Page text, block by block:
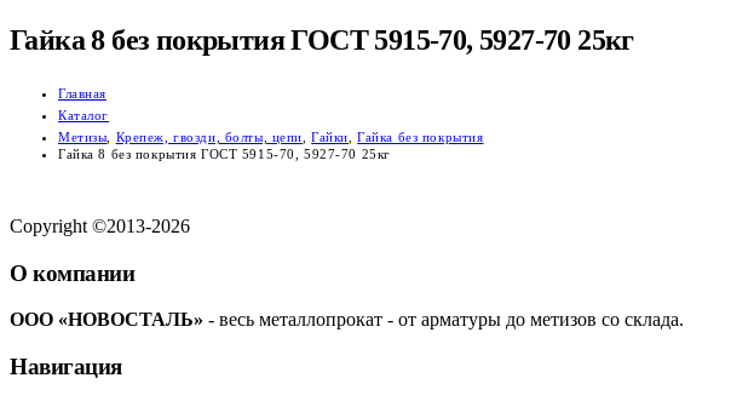
Гайка 8 без покрытия ГОСТ 5915-70, 5927-70 25кг
Главная
Каталог
Метизы
Крепеж, гвозди, болты, цепи ,Гайки ,Гайка без покрытия
Гайка 8 без покрытия ГОСТ 5915-70, 5927-70 25кг
Copyright ©2013-2026
О компании
ООО «НОВОСТАЛЬ» - весь металлопрокат - от арматуры до метизов со склада.
Навигация